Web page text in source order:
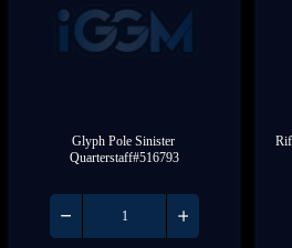
Glyph Pole Sinister
Quarterstaff#516793